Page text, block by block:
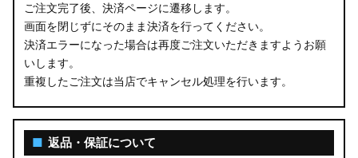
ご注文完了後、決済ページに遷移します。
画面を閉じずにそのまま決済を行ってください。
決済エラーになった場合は再度ご注文いただきますようお願
いします。
重複したご注文は当店でキャンセル処理を行います。
■ 返品・保証について